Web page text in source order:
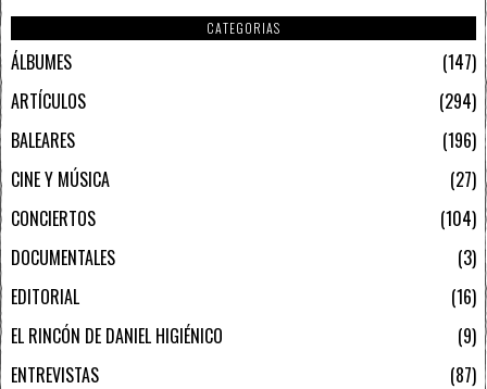
CATEGORIAS
ÁLBUMES
147
ARTÍCULOS
294
BALEARES
196
CINE Y MÚSICA
27
CONCIERTOS
104
DOCUMENTALES
3
EDITORIAL
16
EL RINCÓN DE DANIEL HIGIÉNICO
9
ENTREVISTAS
87